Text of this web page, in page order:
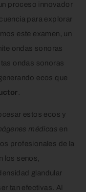
proceso innovador
para explorar
este examen, un
ondas sonoras
ondas sonoras
ecos que
.
estos ecos y
médicas en
profesionales de la
los senos,
glandular
tan efectivas. Al